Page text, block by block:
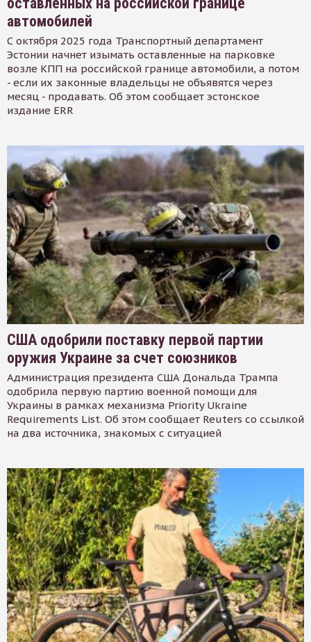
автомобилей
С октября 2025 года Транспортный департамент
Эстонии начнет изымать оставленные на парковке
возле КПП на российской границе автомобили, а потом
- если их законные владельцы не объявятся через
месяц - продавать. Об этом сообщает эстонское
издание ERR
США одобрили поставку первой партии
оружия Украине за счет союзников
Администрация президента США Дональда Трампа
одобрила первую партию военной помощи для
Украины в рамках механизма Priority Ukraine
Requirements List. Об этом сообщает Reuters со ссылкой
на два источника, знакомых с ситуацией